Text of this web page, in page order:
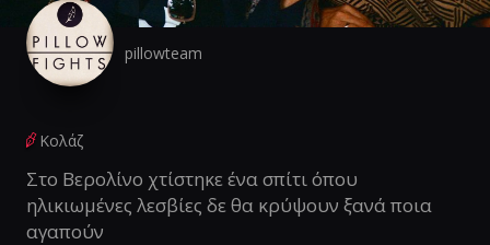
pillowteam
Κολάζ
Στο Βερολίνο χτίστηκε ένα σπίτι όπου
ηλικιωμένες λεσβίες δε θα κρύψουν ξανά ποια
αγαπούν